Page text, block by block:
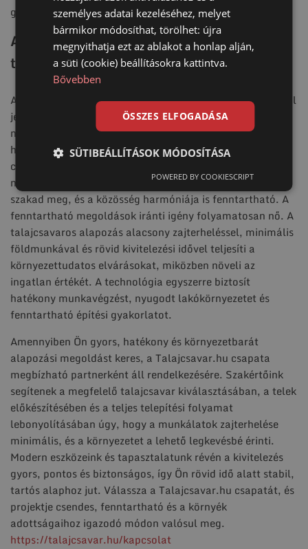
gyors és hatékony marad.
A zajterhelés csökkentésének gazdasági és
társadalmi előnyei
A zaj csökkentése nemcsak környezetvédelmi szempontból
jelent előnyt, hanem a projekt költséghatékonyságát is
növeli. A csendesebb munkafolyamatok gyorsabb
haladást tesznek lehetővé, kevesebb megszakítással,
csökkentve az idő- és munkaerőköltséget. A lakók
nyugalma megőrizhető, így a mindennapi élet kevésbé
szakad meg, és a közösség harmóniája is fenntartható. A
fenntartható megoldások iránti igény folyamatosan nő. A
talajcsavaros alapozás alacsony zajterheléssel, minimális
földmunkával és rövid kivitelezési idővel teljesíti a
környezettudatos elvárásokat, miközben növeli az
ingatlan értékét. A technológia egyszerre biztosít
hatékony munkavégzést, nyugodt lakókörnyezetet és
fenntartható építési gyakorlatot.
Amennyiben Ön gyors, hatékony és környezetbarát
alapozási megoldást keres, a Talajcsavar.hu csapata
megbízható partnerként áll rendelkezésére. Szakértőink
segítenek a megfelelő talajcsavar kiválasztásában, a telek
előkészítésében és a teljes telepítési folyamat
lebonyolításában úgy, hogy a munkálatok zajterhelése
minimális, és a környezetet a lehető legkevésbé érinti.
Modern eszközeink és tapasztalatunk révén a kivitelezés
gyors, pontos és biztonságos, így Ön rövid idő alatt stabil,
tartós alaphoz jut. Válassza a Talajcsavar.hu csapatát, és
projektje csendes, fenntartható és a környék
adottságaihoz igazodó módon valósul meg.
https://talajcsavar.hu/kapcsolat
személyes adatai kezeléséhez, melyet
bármikor módosíthat, törölhet: újra
megnyithatja ezt az ablakot a honlap alján,
a süti (cookie) beállításokra kattintva.
Bővebben
ÖSSZES ELFOGADÁSA
SÜTIBEÁLLÍTÁSOK MÓDOSÍTÁSA
POWERED BY COOKIESCRIPT